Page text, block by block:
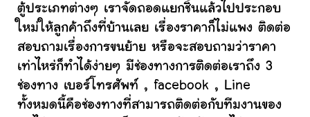
ตู้ประเภทต่างๆ เราจัดถอดแยกชิ้นแล้วไปประกอบ
ใหม่ให้ลูกค้าถึงที่บ้านเลย เรื่องราคาก็ไม่แพง ติดต่อ
สอบถามเรื่องการขนย้าย หรือจะสอบถามว่าราคา
เท่าไหร่ก็ทำได้ง่ายๆ มีช่องทางการติดต่อเราถึง 3
ช่องทาง เบอร์โทรศัพท์ , facebook , Line
ทั้งหมดนี้คือช่องทางที่สามารถติดต่อกับทีมงานของ